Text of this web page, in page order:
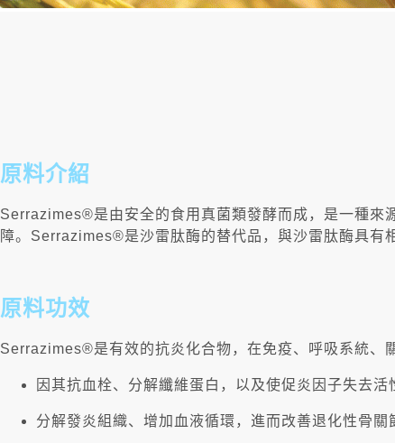
原料介紹
Serrazimes®是由安全的食用真菌類發酵而成，是一種來
障。Serrazimes®是沙雷肽酶的替代品，與沙雷肽酶具有
原料功效
Serrazimes®是有效的抗炎化合物，在免疫、呼吸系統、
因其抗血栓、分解纖維蛋白，以及使促炎因子失去
分解發炎組織、增加血液循環，進而改善退化性骨